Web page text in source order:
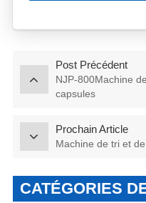
Post Précédent
NJP-800Machine
capsules
Prochain Article
Machine de tri et
CATÉGORIES